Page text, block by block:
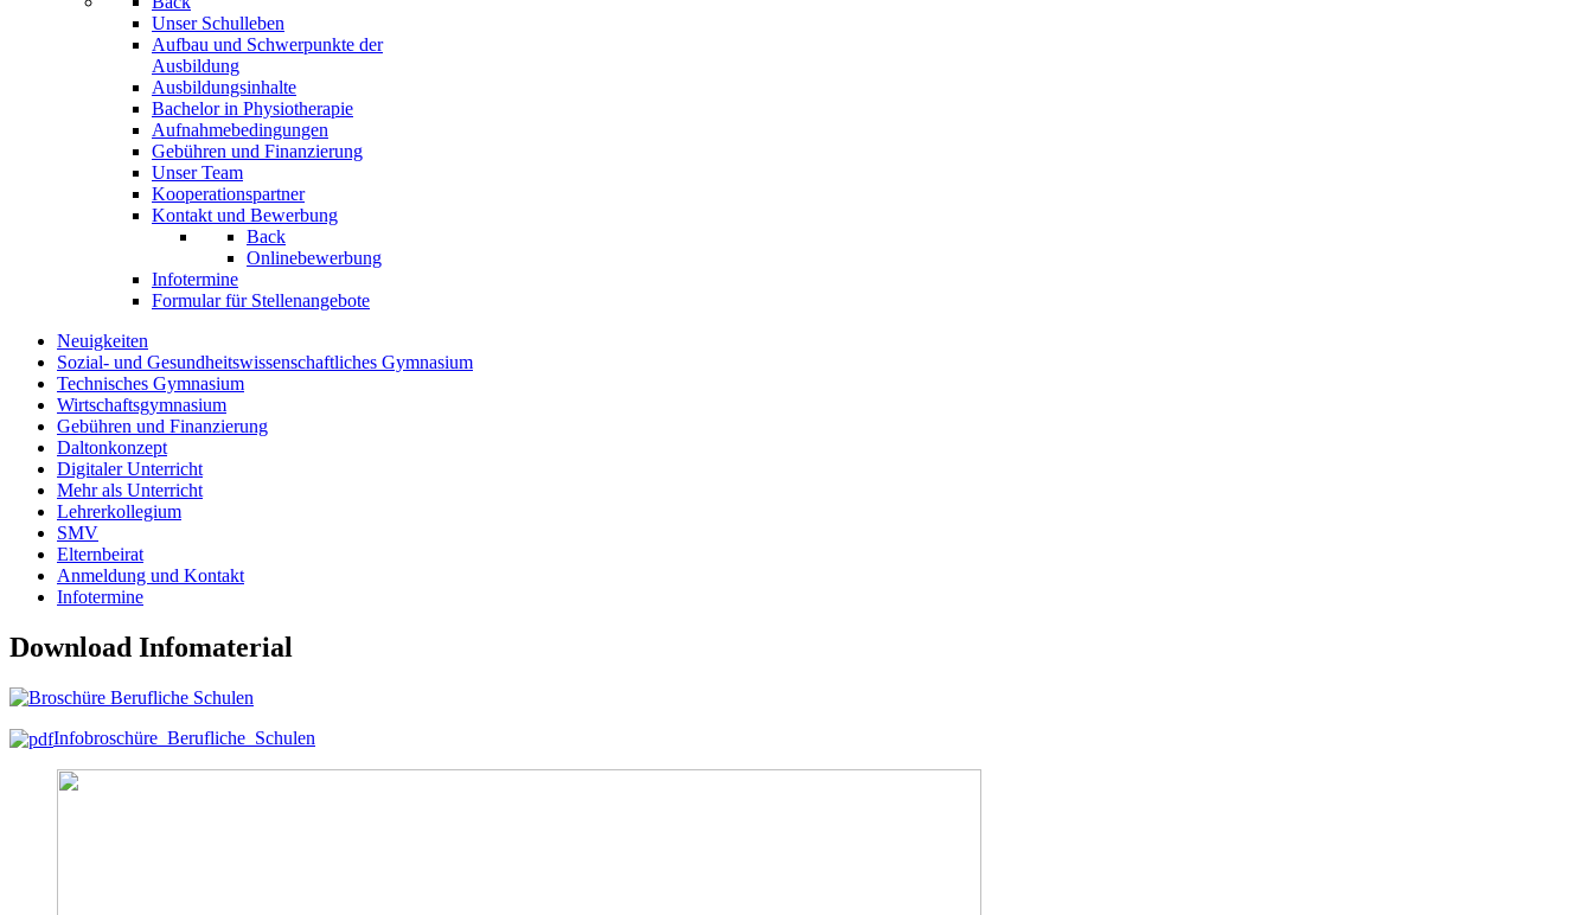
Unser Schulleben
Aufbau und Schwerpunkte der
Ausbildung
Ausbildungsinhalte
Bachelor in Physiotherapie
Aufnahmebedingungen
Gebühren und Finanzierung
Unser Team
Kooperationspartner
Kontakt und Bewerbung
Back
Onlinebewerbung
Infotermine
Formular für Stellenangebote
Neuigkeiten
Sozial- und Gesundheitswissenschaftliches Gymnasium
Technisches Gymnasium
Wirtschaftsgymnasium
Gebühren und Finanzierung
Daltonkonzept
Digitaler Unterricht
Mehr als Unterricht
Lehrerkollegium
SMV
Elternbeirat
Anmeldung und Kontakt
Infotermine
Download Infomaterial
Infobroschüre_Berufliche_Schulen